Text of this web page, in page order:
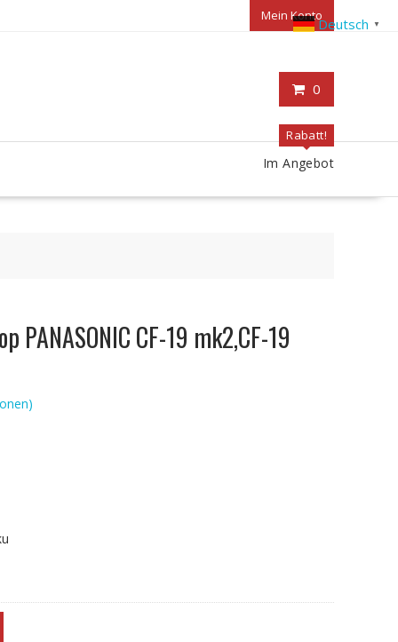
Mein Konto
0
Rabatt!
Im Angebot
PANASONIC CF-19 mk2,CF-19
Deutsch ▼